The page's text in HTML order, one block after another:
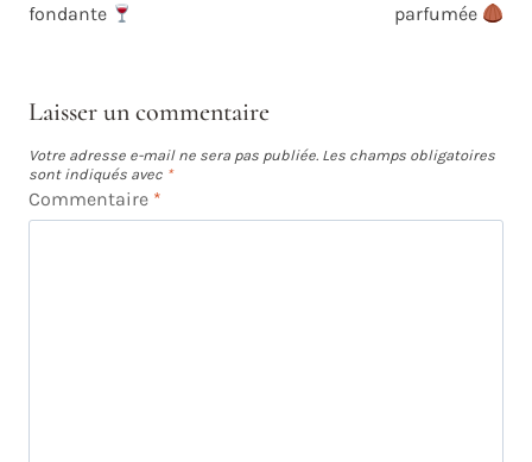
fondante
parfumée
Laisser un commentaire
Votre adresse e-mail ne sera pas publiée. Les champs obligatoires
sont indiqués avec *
Commentaire *